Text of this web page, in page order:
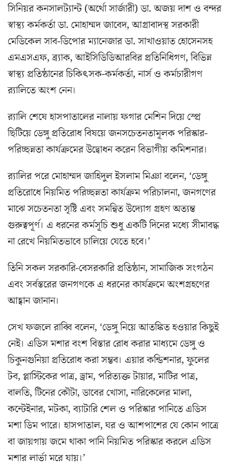
সিনিয়র কনসালট্যান্ট (অর্থো সার্জারী) ডা. অজয় দাশ ও বন্দর
স্বাস্থ্য কর্মকর্তা ডা. মোহাম্মদ জাবেদ, আগ্রাবাদস্থ সরকারী
মেডিকেল সাব-ডিপোর ম্যানেজার ডা. সাখাওয়াত হোসেনসহ
এমএসএফ, ব্র্যাক, আইসিডিডিআরবির প্রতিনিধিগণ, বিভিন্ন
স্বাস্থ্য প্রতিষ্ঠানের চিকিৎসক-কর্মকর্তা, নার্স ও কর্মচারীগণ
র‌্যালিতে অংশ নেন।
র‌্যালি শেষে হাসপাতালের নালায় ফগার মেশিন দিয়ে স্প্রে
ছিটিয়ে ডেঙ্গু প্রতিরোধ বিষয়ে জনসচেতনতামূলক পরিস্কার-
পরিচ্ছন্নতা কার্যক্রমের উদ্বোধন করেন বিভাগীয় কমিশনার।
র‌্যালির পরে মোহাম্মদ জাহিদুল ইসলাম মিঞা বলেন, ‘ডেঙ্গু
প্রতিরোধে নিয়মিত পরিচ্ছন্নতা কার্যক্রম পরিচালনা, জনগণের
মাঝে সচেতনতা সৃষ্টি এবং সমন্বিত উদ্যোগ গ্রহণ অত্যন্ত
গুরুত্বপূর্ণ। এ ধরনের কর্মসূচি শুধু একটি দিনের মধ্যে সীমাবদ্ধ
না রেখে নিয়মিতভাবে চালিয়ে যেতে হবে।’
তিনি সকল সরকারি-বেসরকারি প্রতিষ্ঠান, সামাজিক সংগঠন
এবং সর্বস্তরের জনগণকে এ ধরনের কার্যক্রমে অংশগ্রহণের
আহ্বান জানান।
সেখ ফজলে রাব্বি বলেন, ‘ডেঙ্গু নিয়ে আতঙ্কিত হওয়ার কিছুই
নেই। এডিস মশার বংশ বিস্তার রোধ করার মাধ্যমে ডেঙ্গু ও
চিকুনগুনিয়া প্রতিরোধ করা সম্ভব। এয়ার কন্ডিশনার, ফুলের
টব, প্লাস্টিকের পাত্র, ড্রাম, পরিত্যক্ত টায়ার, মাটির পাত্র,
বালতি, টিনের কৌটা, ডাবের খোসা, নারিকেলের মালা,
কন্টেইনার, মটকা, ব্যাটারি শেল ও পরিস্কার পানিতে এডিস
মশা ডিম পারে। হাসপাতাল, ঘর ও আশপাশের যে কোন পাত্রে
বা জায়গায় জমে থাকা পানি নিয়মিত পরিস্কার করলে এডিস
মশার লার্ভা মরে যায়।’